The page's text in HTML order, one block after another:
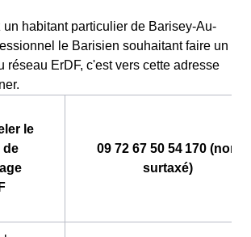
un habitant particulier de Barisey-Au-
le Barisien souhaitant faire un
réseau ErDF, c'est vers cette adresse
le
de
09 72 67 50 54 170 (non
surtaxé)